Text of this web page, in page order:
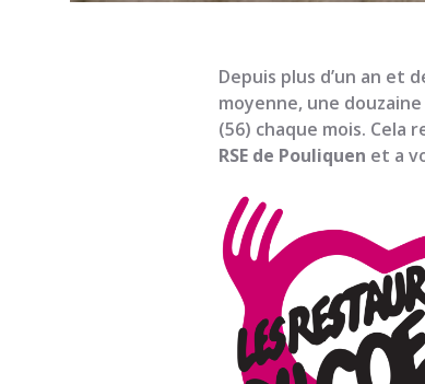
Depuis plus d’un an et
moyenne, une
(56) chaque mois. Cela
RSE de Pouliquen et a